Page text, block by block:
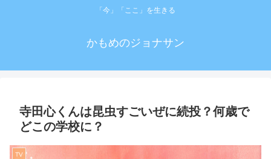
「今」「ここ」を生きる
かもめのジョナサン
寺田心くんは昆虫すごいぜに続投？何歳で
どこの学校に？
TV